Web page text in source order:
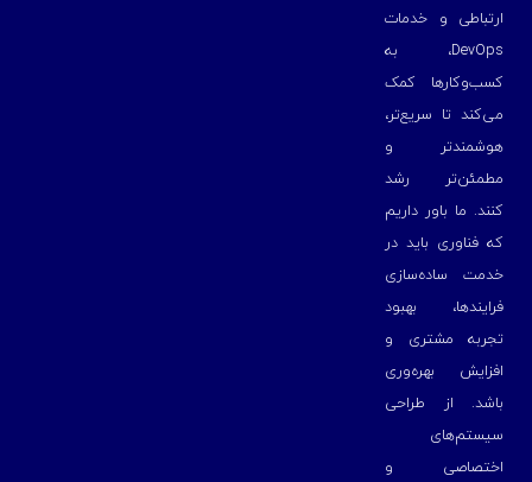
ارتباطی و خدمات
DevOps، به
کسب‌وکارها کمک
می‌کند تا سریع‌تر،
هوشمندتر و
مطمئن‌تر رشد
کنند. ما باور داریم
که فناوری باید در
خدمت ساده‌سازی
فرایندها، بهبود
تجربه مشتری و
افزایش بهره‌وری
باشد. از طراحی
سیستم‌های
اختصاصی و